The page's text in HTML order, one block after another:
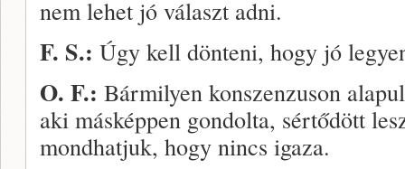
nem lehet jó vá­laszt adni.
F. S.: Úgy kell dönteni, hogy jó
O. F.: Bármilyen konszenzuson
aki másképpen gondolta, sértődött
mondhatjuk, hogy nincs igaza.